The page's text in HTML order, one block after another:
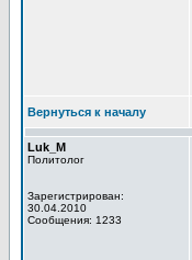
Вернуться к началу
Luk_M
Политолог
Зарегистрирован:
30.04.2010
Сообщения: 1233